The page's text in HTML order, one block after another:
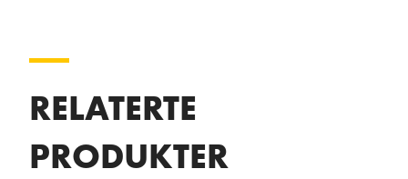
RELATERTE
PRODUKTER